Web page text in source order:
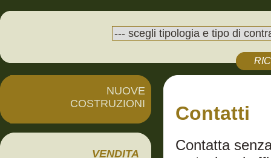
NUOVE
COSTRUZIONI
VENDITA
Contatti
Contatta